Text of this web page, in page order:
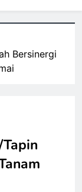
Bersinergi